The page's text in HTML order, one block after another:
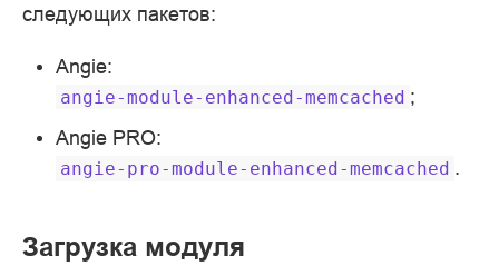
следующих пакетов:
Angie:
angie-module-enhanced-memcached ;
Angie PRO:
angie-pro-module-enhanced-memcached .
Загрузка модуля